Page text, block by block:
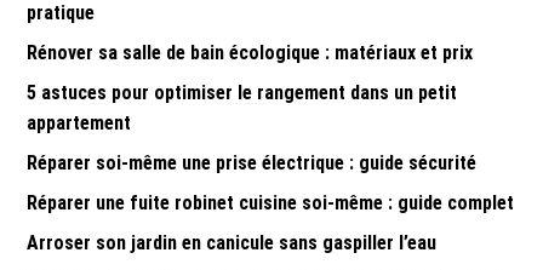
pratique
Rénover sa salle de bain écologique : matériaux et prix
5 astuces pour optimiser le rangement dans un petit
appartement
Réparer soi-même une prise électrique : guide sécurité
Réparer une fuite robinet cuisine soi-même : guide complet
Arroser son jardin en canicule sans gaspiller l’eau